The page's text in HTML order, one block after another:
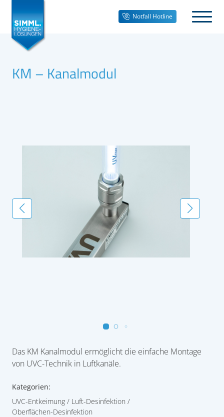
Notfall Hotline
KM – Kanalmodul
Das KM Kanalmodul ermöglicht die einfache Montage
von UVC-Technik in Luftkanäle.
Kategorien:
UVC-Entkeimung
Luft-Desinfektion
Oberflächen-Desinfektion